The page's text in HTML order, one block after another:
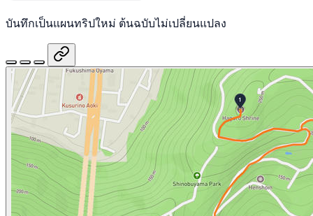
บันทึกเป็นแผนทริปใหม่ ต้นฉบับไม่เปลี่ยนแปลง